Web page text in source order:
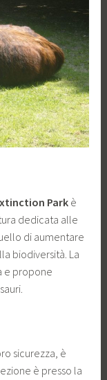
Park è
dedicata alle
di aumentare
biodiversità. La
e propone
sicurezza, è
è presso la